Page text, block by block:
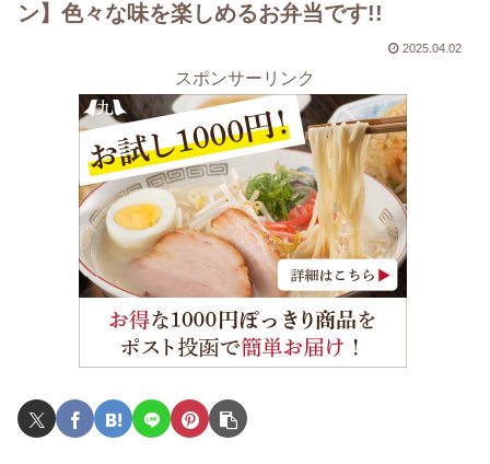
ン】色々な味を楽しめるお弁当です!!
2025.04.02
スポンサーリンク